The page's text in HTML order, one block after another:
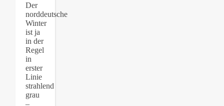
Der
norddeutsche
Winter
ist ja
in der
Regel
in
erster
Linie
strahlend
grau
–